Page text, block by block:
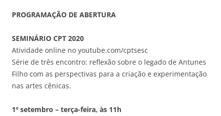
PROGRAMAÇÃO DE ABERTURA
SEMINÁRIO CPT 2020
Atividade online no youtube.com/cptsesc
Série de três encontro: reflexão sobre o legado de Antunes
Filho com as perspectivas para a criação e experimentação
nas artes cênicas.
1º setembro – terça-feira, às 11h